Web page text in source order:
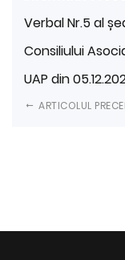
Verbal Nr.5 al
Consiliului
UAP din
ARTICOLUL